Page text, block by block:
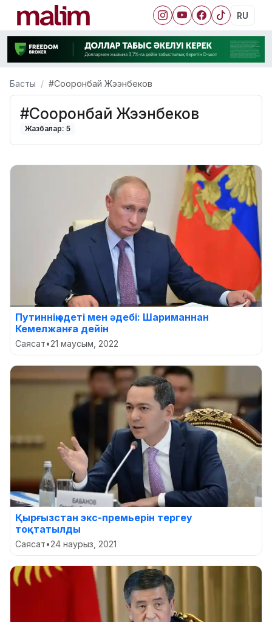
RU
Басты #Сооронбай Жээнбеков
#Сооронбай Жээнбеков
Жазбалар: 5
Путиннің әдеті мен әдебі: Шариманнан
Кемелжанға дейін
Саясат•21 маусым, 2022
Қырғызстан экс-премьерін тергеу
тоқтатылды
Саясат•24 наурыз, 2021